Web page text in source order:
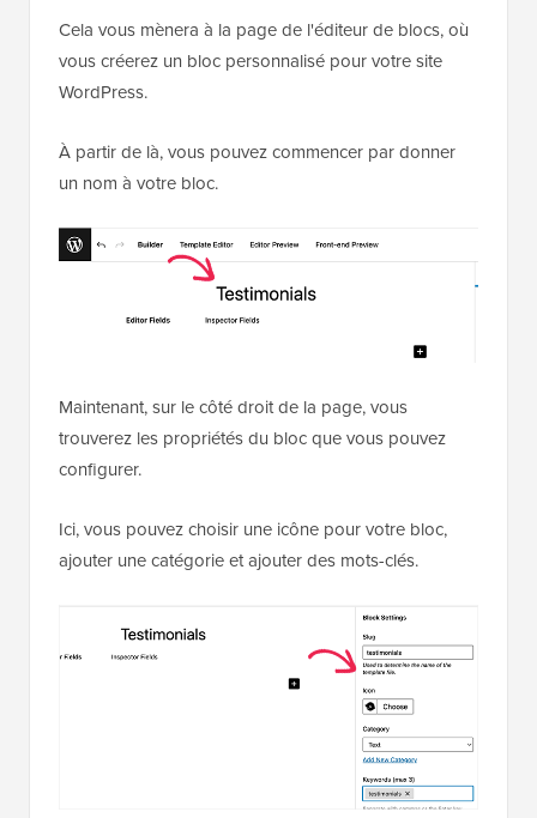
Cela vous mènera à la page de l'éditeur de blocs, où
vous créerez un bloc personnalisé pour votre site
WordPress.
À partir de là, vous pouvez commencer par donner
un nom à votre bloc.
Maintenant, sur le côté droit de la page, vous
trouverez les propriétés du bloc que vous pouvez
configurer.
Ici, vous pouvez choisir une icône pour votre bloc,
ajouter une catégorie et ajouter des mots-clés.